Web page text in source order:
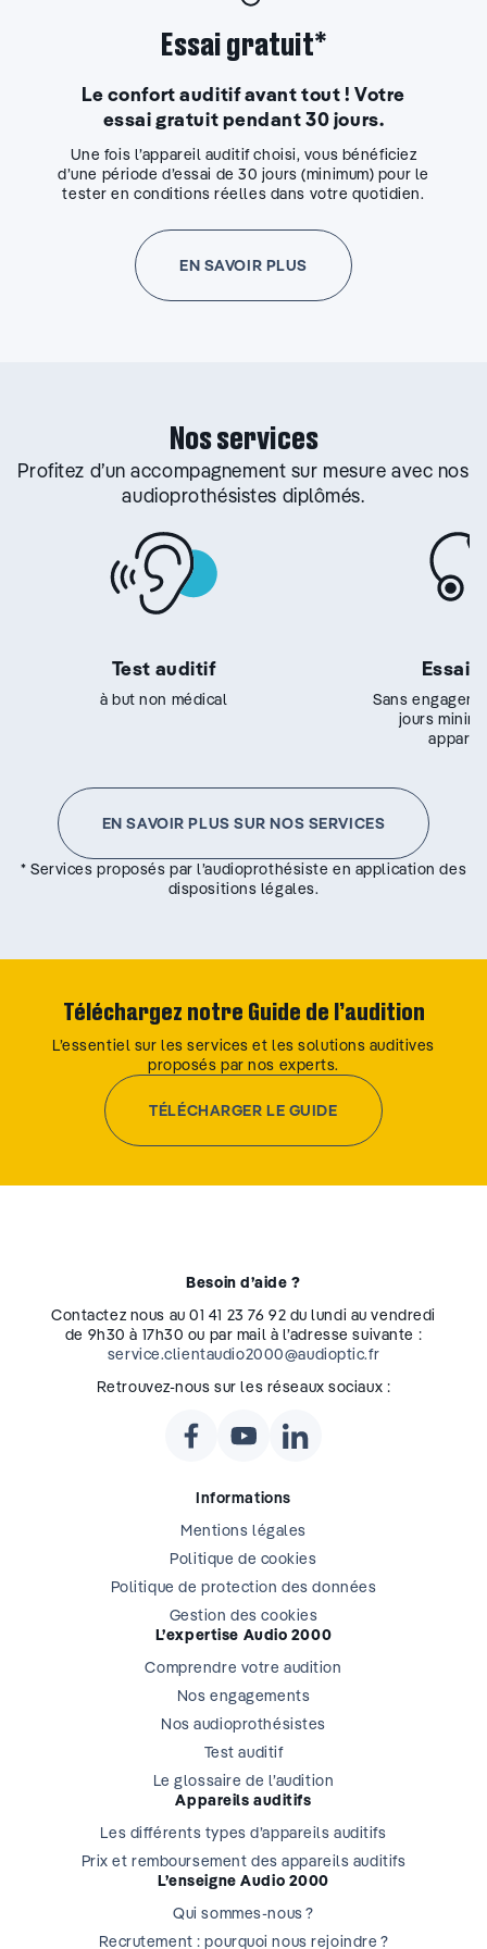
Essai gratuit*
Le confort auditif avant tout ! Votre
essai gratuit pendant 30 jours.
Une fois l’appareil auditif choisi, vous bénéficiez
d’une période d’essai de 30 jours (minimum) pour le
tester en conditions réelles dans votre quotidien.
EN SAVOIR PLUS
Nos services
Profitez d’un accompagnement sur mesure avec nos
audioprothésistes diplômés.
Test auditif
à but non médical
Essai
Sans
jours
EN SAVOIR PLUS SUR NOS SERVICES
* Services proposés par l’audioprothésiste en application des
dispositions légales.
Téléchargez notre Guide de l’audition
L’essentiel sur les services et les solutions auditives
proposés par nos experts.
TÉLÉCHARGER LE GUIDE
Besoin d’aide ?
Contactez nous au 01 41 23 76 92 du lundi au vendredi
de 9h30 à 17h30 ou par mail à l’adresse suivante :
service.clientaudio2000@audioptic.fr
Retrouvez-nous sur les réseaux sociaux :
Informations
Mentions légales
Politique de cookies
Politique de protection des données
Gestion des cookies
L’expertise Audio 2000
Comprendre votre audition
Nos engagements
Nos audioprothésistes
Test auditif
Le glossaire de l’audition
Appareils auditifs
Les différents types d’appareils auditifs
Prix et remboursement des appareils auditifs
L’enseigne Audio 2000
Qui sommes-nous ?
Recrutement : pourquoi nous rejoindre ?